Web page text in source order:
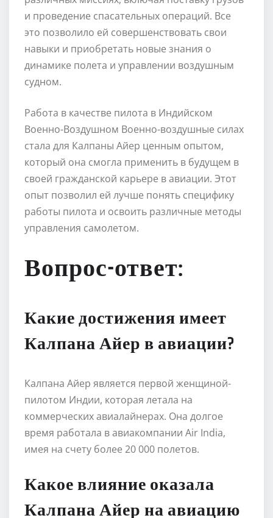
и проведение спасательных операций. Все
это позволило ей совершенствовать свои
навыки и приобретать новые знания о
динамике полета и управлении воздушным
судном.
Работа в качестве пилота в Индийском
Военно-Воздушном Военно-воздушные силах
стала для Калпаны Айер ценным опытом,
который она смогла применить в будущем в
своей гражданской карьере в авиации. Этот
опыт позволил ей лучше понять специфику
работы пилота и освоить различные методы
управления самолетом.
Вопрос-ответ:
Какие достижения имеет
Калпана Айер в авиации?
Калпана Айер является первой женщиной-
пилотом Индии, которая летала на
коммерческих авиалайнерах. Она долгое
время работала в авиакомпании Air India,
имея на счету более 20 000 полетов.
Какое влияние оказала
Калпана Айер на авиацию